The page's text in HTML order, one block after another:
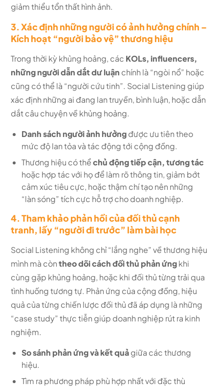
giảm thiểu tổn thất hình ảnh.
3. Xác định những người có ảnh hưởng chính –
Kích hoạt “người bảo vệ” thương hiệu
Trong thời kỳ khủng hoảng, các KOLs, influencers,
những người dẫn dắt dư luận chính là “ngòi nổ” hoặc
cũng có thể là “người cứu tinh”. Social Listening giúp
xác định những ai đang lan truyền, bình luận, hoặc dẫn
dắt câu chuyện về khủng hoảng.
Danh sách người ảnh hưởngđược ưu tiên theo
mức độ lan tỏa và tác động tới cộng đồng.
Thương hiệu có thểchủ động tiếp cận, tương tác
hoặc hợp tác với họ để làm rõ thông tin, giảm bớt
cảm xúc tiêu cực, hoặc thậm chí tạo nên những
“làn sóng” tích cực hỗ trợ cho doanh nghiệp.
4. Tham khảo phản hồi của đối thủ cạnh
tranh, lấy “người đi trước” làm bài học
Social Listening không chỉ “lắng nghe” về thương hiệu
mình mà còntheo dõi cách đối thủ phản ứngkhi
cùng gặp khủng hoảng, hoặc khi đối thủ từng trải qua
tình huống tương tự. Phản ứng của cộng đồng, hiệu
quả của từng chiến lược đối thủ đã áp dụng là những
“case study” thực tiễn giúp doanh nghiệp rút ra kinh
nghiệm.
So sánh phản ứng và kết quảgiữa các thương
hiệu.
Tìm ra phương pháp phù hợp nhất với đặc thù